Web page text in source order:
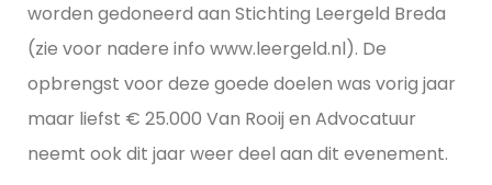
worden gedoneerd aan Stichting Leergeld Breda
(zie voor nadere info www.leergeld.nl). De
opbrengst voor deze goede doelen was vorig jaar
maar liefst € 25.000 Van Rooij en Advocatuur
neemt ook dit jaar weer deel aan dit evenement.